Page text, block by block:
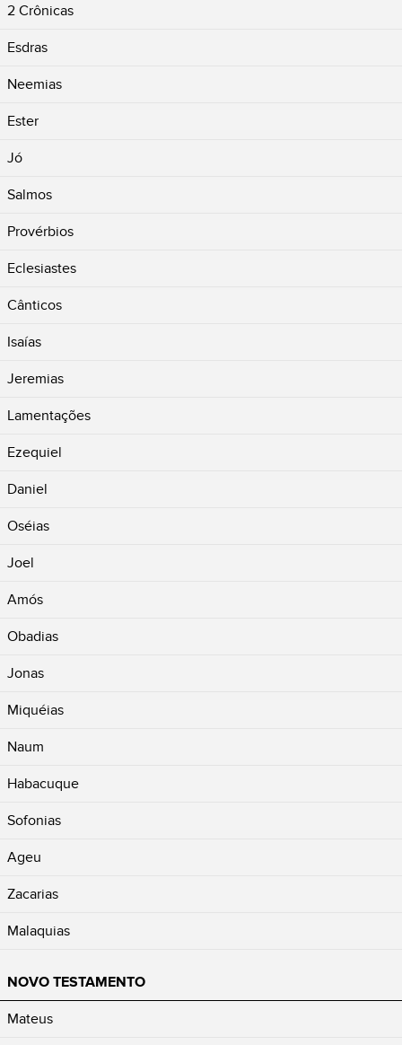
2 Crônicas
Esdras
Neemias
Ester
Jó
Salmos
Provérbios
Eclesiastes
Cânticos
Isaías
Jeremias
Lamentações
Ezequiel
Daniel
Oséias
Joel
Amós
Obadias
Jonas
Miquéias
Naum
Habacuque
Sofonias
Ageu
Zacarias
Malaquias
NOVO TESTAMENTO
Mateus